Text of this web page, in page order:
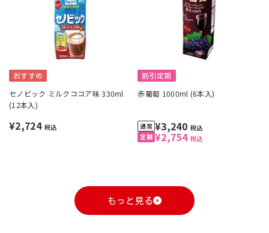
おすすめ
セノビック ミルクココア味 330ml
(12本入)
¥2,724 税込
割引定期
赤葡萄 1000ml (6本入)
¥2,754 税込
¥3,240 税込
もっと見る